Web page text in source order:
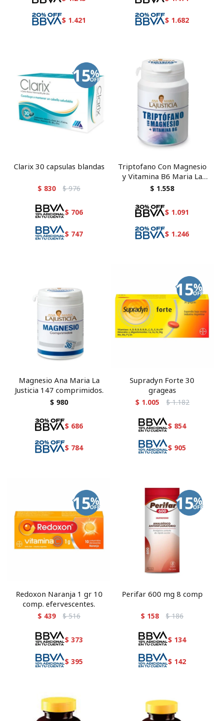
$ 1.421 $ 1.682
Clarix 30 capsulas blandas
$ 830 $ 976
$ 706
$ 747
Triptofano Con Magnesio
y Vitamina B6 Maria La
Justicia 60 comprimidos
$ 1.558
$ 1.091
$ 1.246
Magnesio Ana Maria La
Justicia 147 comprimidos.
$ 980
$ 686
$ 784
Supradyn Forte 30
grageas
$ 1.005 $ 1.182
$ 854
$ 905
Redoxon Naranja 1 gr 10
comp. efervescentes.
$ 439 $ 516
$ 373
$ 395
Perifar 600 mg 8 comp
$ 158 $ 186
$ 134
$ 142